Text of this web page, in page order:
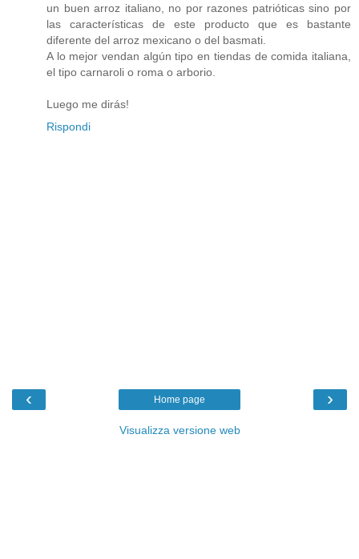
un buen arroz italiano, no por razones patrióticas sino por
las características de este producto que es bastante
diferente del arroz mexicano o del basmati.
A lo mejor vendan algún tipo en tiendas de comida italiana,
el tipo carnaroli o roma o arborio.
Luego me dirás!
Rispondi
‹ ›
Home page
Visualizza versione web